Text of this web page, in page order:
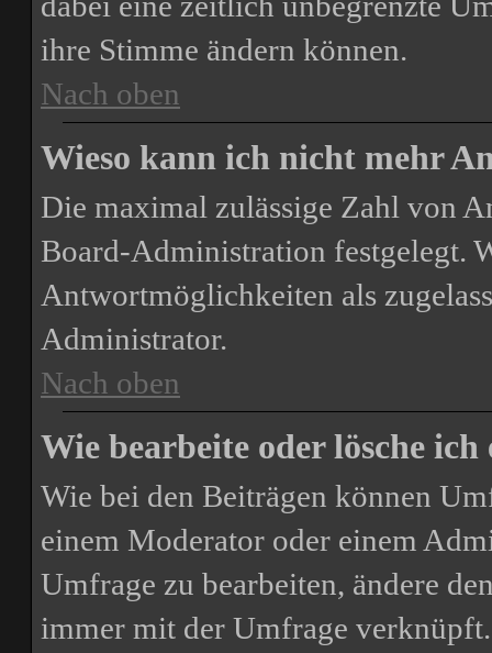
ihre Stimme ändern können.
Nach oben
Wieso kann ich nicht mehr
Die maximal zulässige Zahl von
Board-Administration festgelegt.
Antwortmöglichkeiten als
Administrator.
Nach oben
Wie bearbeite oder lösche ich
Wie bei den Beiträgen können
einem Moderator oder einem
Umfrage zu bearbeiten, ändere
immer mit der Umfrage